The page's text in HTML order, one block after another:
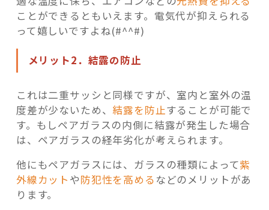
ことができるともいえます。電気代が抑えられる
って嬉しいですよね(#^^#)
メリット2．結露の防止
これは二重サッシと同様ですが、室内と室外の温
度差が少ないため、 結露を防止することが可能で
す。もしペアガラスの内側に結露が発生した場合
は、ペアガラスの経年劣化が考えられます。
他にもペアガラスには、ガラスの種類によって紫
外線カット や防犯性を高める などのメリットがあ
ります。